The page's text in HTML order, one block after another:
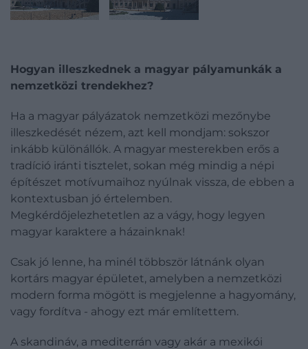
Hogyan illeszkednek a magyar pályamunkák a
nemzetközi trendekhez?
Ha a magyar pályázatok nemzetközi mezőnybe
illeszkedését nézem, azt kell mondjam: sokszor
inkább különállók. A magyar mesterekben erős a
tradíció iránti tisztelet, sokan még mindig a népi
építészet motívumaihoz nyúlnak vissza, de ebben a
kontextusban jó értelemben.
Megkérdőjelezhetetlen az a vágy, hogy legyen
magyar karaktere a házainknak!
Csak jó lenne, ha minél többször látnánk olyan
kortárs magyar épületet, amelyben a nemzetközi
modern forma mögött is megjelenne a hagyomány,
vagy fordítva - ahogy ezt már említettem.
A skandináv, a mediterrán vagy akár a mexikói